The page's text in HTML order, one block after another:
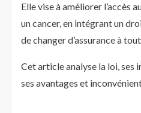
Elle vise à améliorer l’accès
un cancer, en intégrant un
de changer d’assurance à
Cet article analyse la loi, ses
ses avantages et